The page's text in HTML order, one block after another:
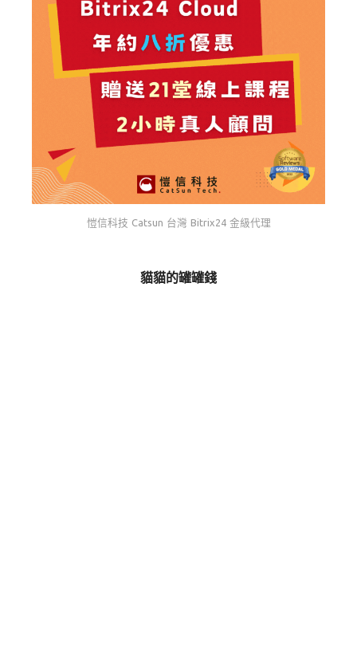
愷信科技 Catsun 台灣 Bitrix24 金級代理
貓貓的罐罐錢